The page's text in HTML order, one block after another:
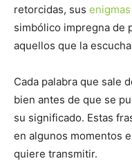
retorcidas, sus enigmas
simbólico impregna de
aquellos que la
Cada palabra que sale
bien antes de que se
su significado. Estas
en algunos momentos
quiere transmitir.